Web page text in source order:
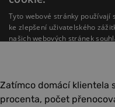
Zatímco domácí klientela
procenta, počet